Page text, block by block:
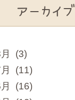
アーカイブ
(3)
(11)
(16)